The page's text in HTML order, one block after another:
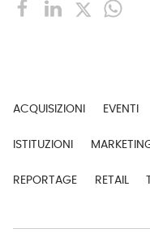
ACQUISIZIONI EVENTI
ISTITUZIONI
REPORTAGE RETAIL